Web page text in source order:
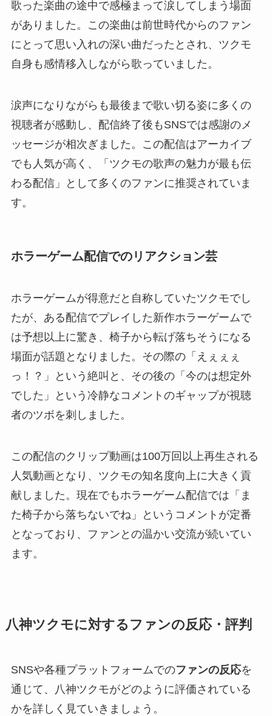
歌った楽曲の途中で感極まって涙してしまう場面
がありました。この楽曲は前世時代からのファン
にとって思い入れの深い曲だったとされ、ツクモ
自身も感情移入しながら歌っていました。
涙声になりながらも最後まで歌い切る姿に多くの
視聴者が感動し、配信終了後もSNSでは感謝のメ
ッセージが相次ぎました。この配信はアーカイブ
でも人気が高く、「ツクモの歌声の魅力が最も伝
わる配信」として多くのファンに推奨されていま
す。
ホラーゲーム配信でのリアクション芸
ホラーゲームが得意だと自称していたツクモでし
たが、ある配信でプレイした新作ホラーゲームで
は予想以上に驚き、椅子から転げ落ちそうになる
場面が話題となりました。その際の「えぇぇぇ
っ！？」という絶叫と、その後の「今のは想定外
でした」という冷静なコメントのギャップが視聴
者のツボを刺しました。
この配信のクリップ動画は100万回以上再生される
人気動画となり、ツクモの知名度向上に大きく貢
献しました。現在でもホラーゲーム配信では「ま
た椅子から落ちないでね」というコメントが定番
となっており、ファンとの温かい交流が続いてい
ます。
八神ツクモに対するファンの反応・評判
SNSや各種プラットフォームでのファンの反応を
通じて、八神ツクモがどのように評価されている
かを詳しく見ていきましょう。